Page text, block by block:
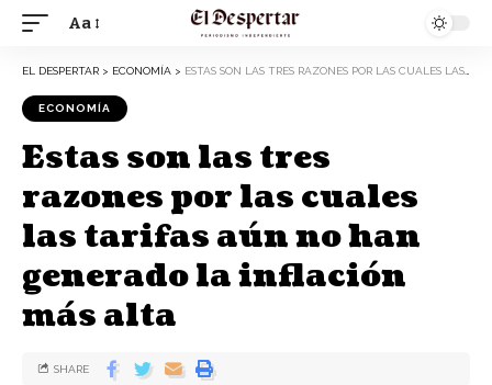
Aa
EL DESPERTAR > ECONOMÍA > ESTAS SON LAS TRES RAZONES POR LAS CUALES LAS TARIFAS AÚN NO HAN GENERADO LA INFLACIÓN MÁS ALTA
ECONOMÍA
Estas son las tres
razones por las cuales
las tarifas aún no han
generado la inflación
más alta
SHARE